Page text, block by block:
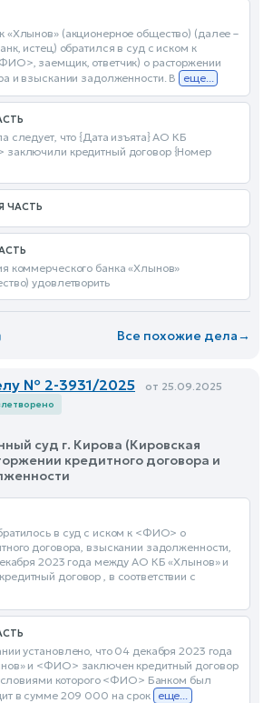
«Хлынов» (акционерное общество) (далее –
истец) обратился в суд с иском к
заемщик, ответчик) о расторжении
и взыскании задолженности. В еще...
следует, что {Дата изъята} АО КБ
кредитный договор {Номер
ЧАСТЬ
коммерческого банка «Хлынов»
удовлетворить
Все похожие дела→
№ 2-3931/2025 от 25.09.2025
суд г. Кирова (Кировская
кредитного договора и
в суд с иском к <ФИО> о
договора, взыскании задолженности,
2023 года между АО КБ «Хлынов» и
договор , в соответствии с
установлено, что 04 декабря 2023 года
и <ФИО> заключен кредитный договор
которого <ФИО> Банком был
в сумме 209 000 на срок еще...